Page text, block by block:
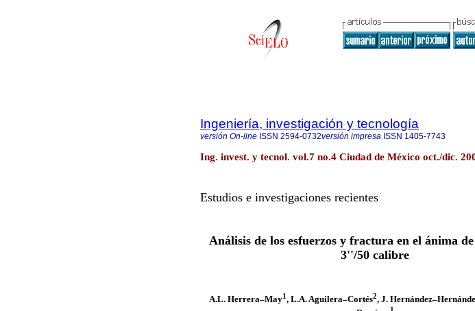
Ingeniería, investigación y tecnología
versión On-line ISSN 2594-0732versión impresa ISSN 1405-7743
Ing. invest. y tecnol. vol.7 no.4 Ciudad de México oct./dic.
Estudios e investigaciones recientes
Análisis de los esfuerzos y fractura en el ánima
3''/50 calibre
A.L. Herrera–May1, L.A. Aguilera–Cortés2, J.
1